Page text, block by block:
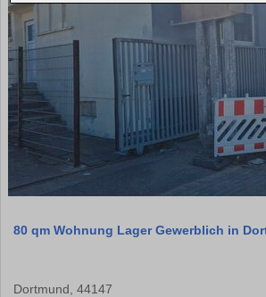
80 qm Wohnung Lager Gewerblich in
Dortmund, 44147